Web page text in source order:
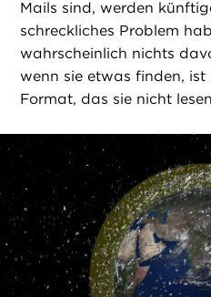
Mails sind, werden
schreckliches Problem
wahrscheinlich nichts
wenn sie etwas finden, ist
Format, das sie nicht